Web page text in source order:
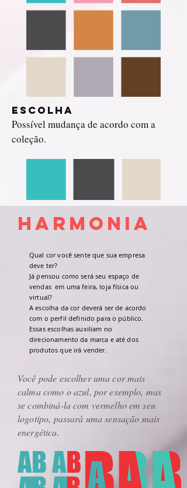
Escolha
Possível mudança de acordo com a
coleção.
harmonia
Qual cor você sente que sua empresa
deve ter?
Já pensou como será seu espaço de
vendas em uma feira, loja física ou
virtual?
A escolha da cor deverá ser de acordo
com o perfil definido para o público.
Essas escolhas auxiliam no
direcionamento da marca e até dos
produtos que irá vender.
Você pode escolher uma cor mais
calma como o azul, por exemplo, mas
se combiná-la com vermelho em seu
logotipo, passará uma sensação mais
energética.